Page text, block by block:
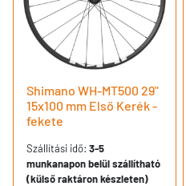
Shimano WH-MT500 29"
15x100 mm Első Kerék -
fekete
Szállítási idő: 3-5
munkanapon belül szállítható
(külső raktáron készleten)